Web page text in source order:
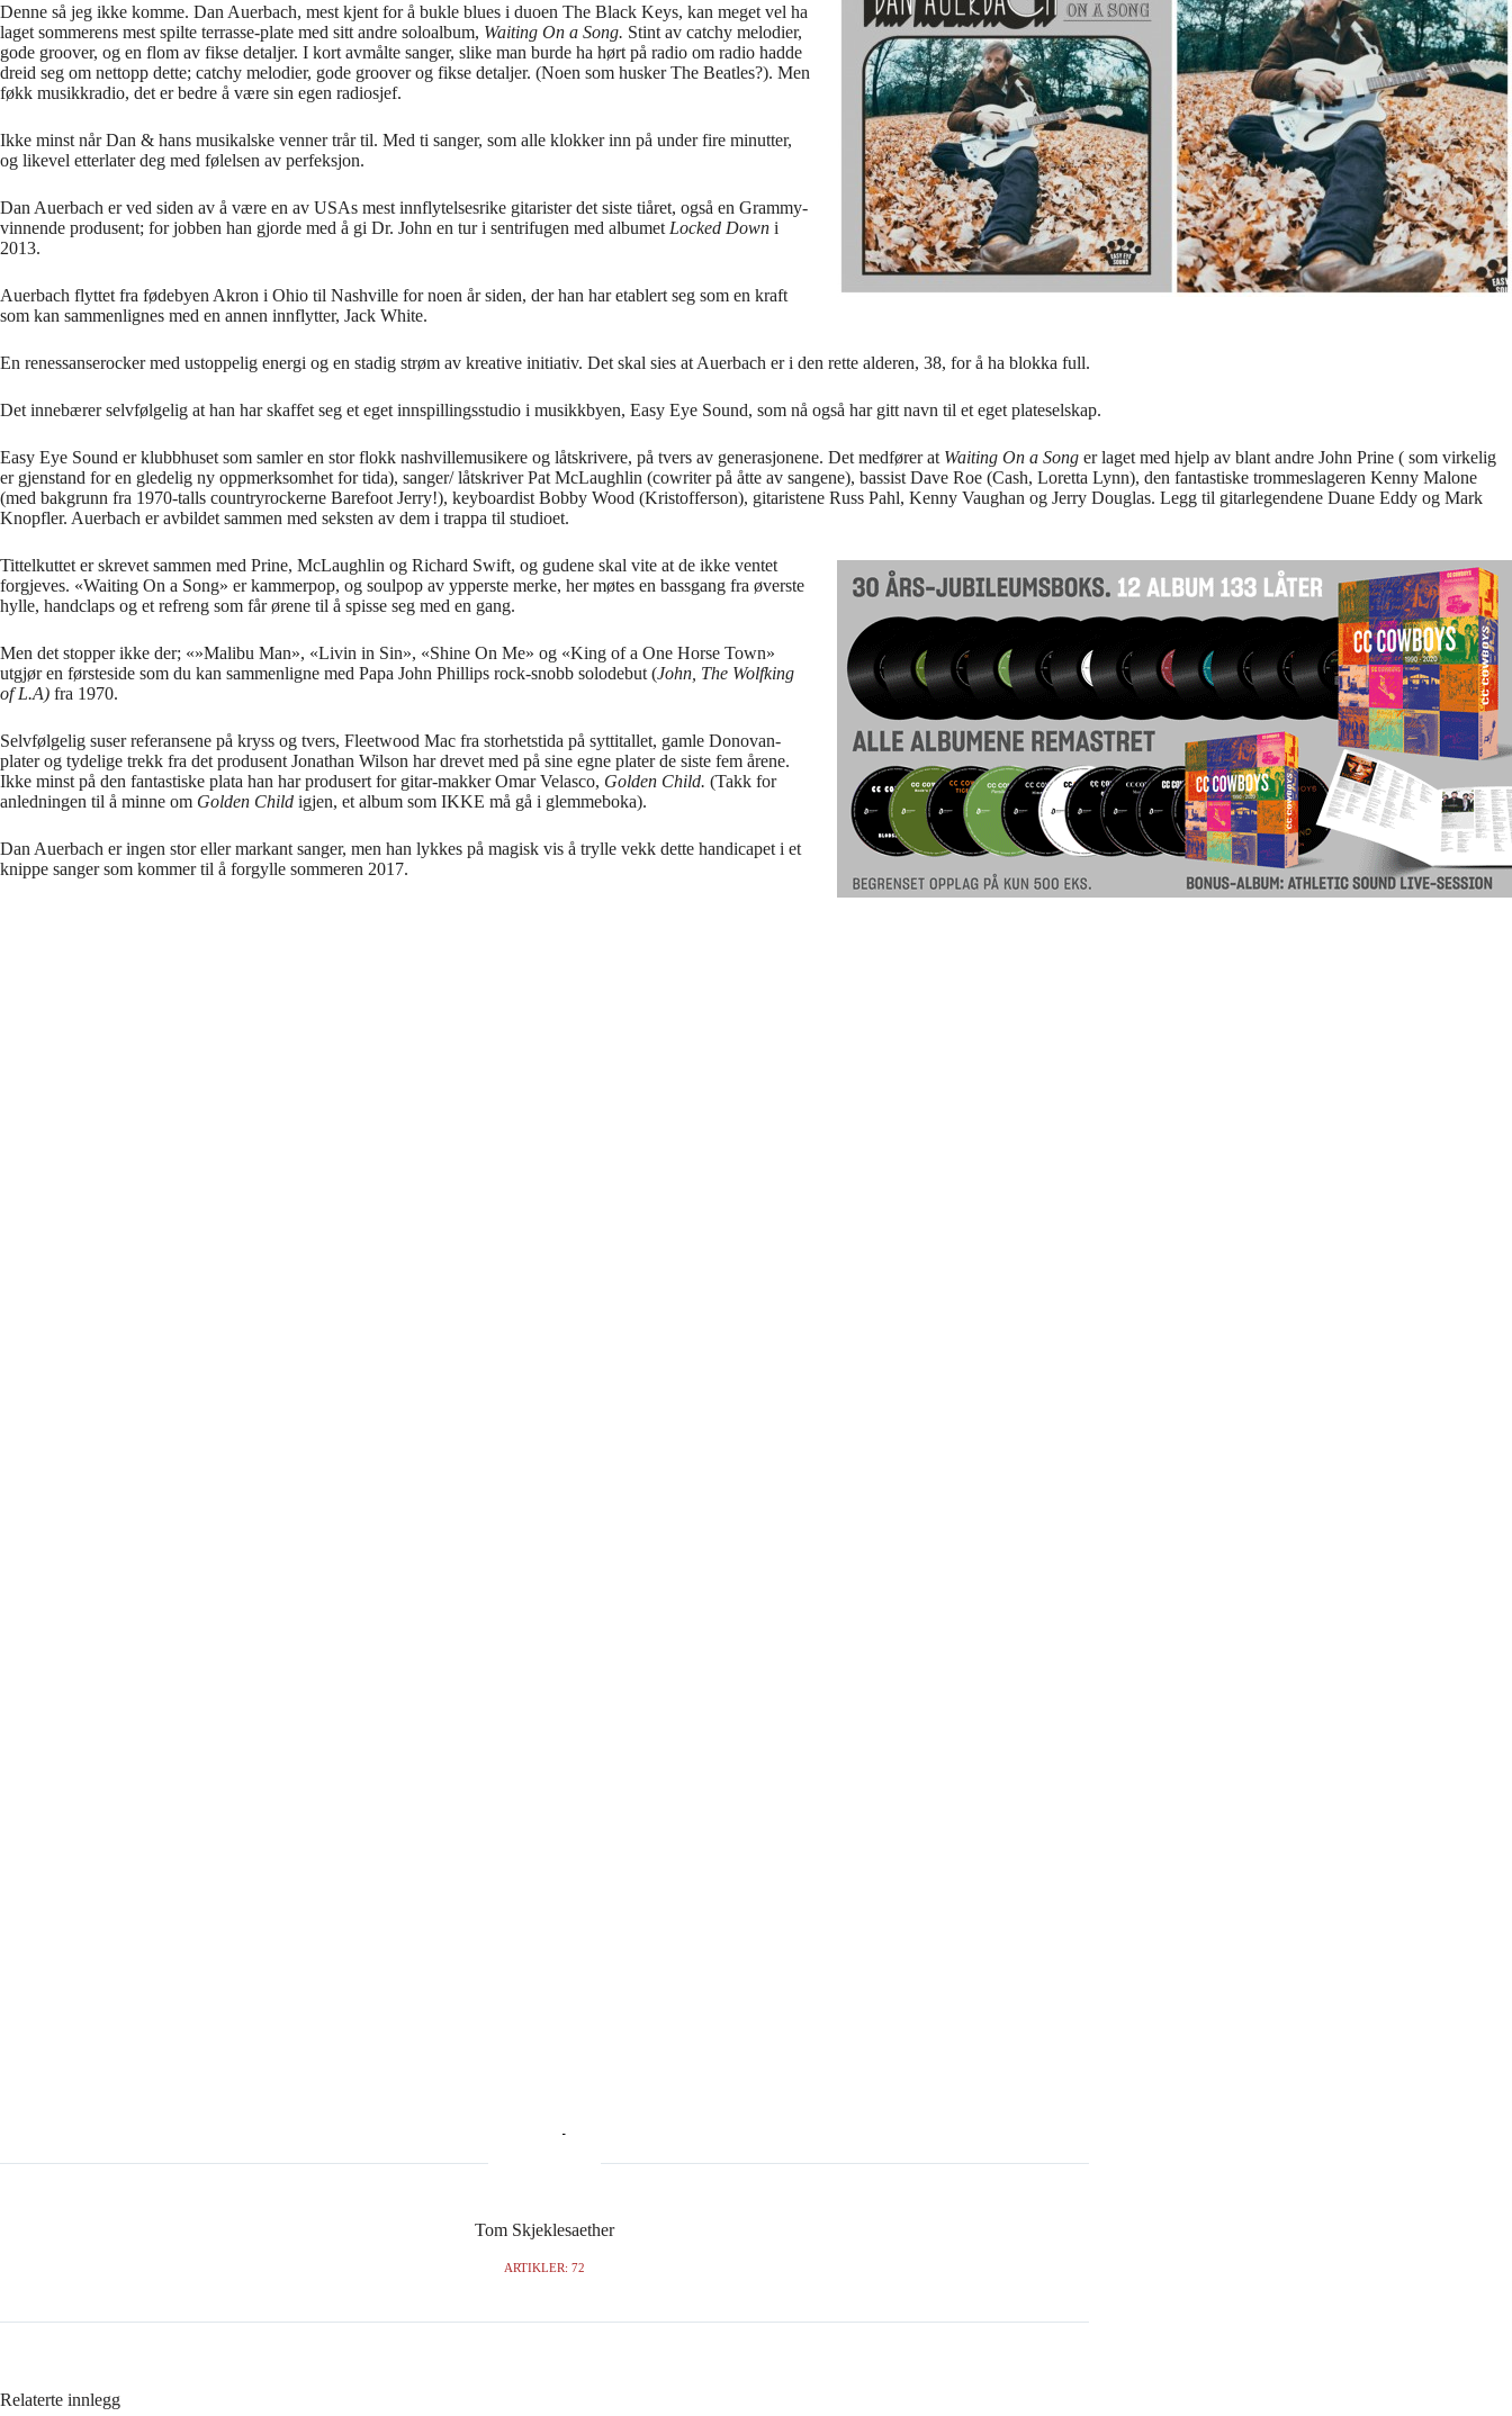
Denne så jeg ikke komme. Dan Auerbach, mest kjent for å bukle blues i duoen The Black Keys, kan meget vel ha
laget sommerens mest spilte terrasse-plate med sitt andre soloalbum, Waiting On a Song. Stint av catchy melodier,
gode groover, og en flom av fikse detaljer. I kort avmålte sanger, slike man burde ha hørt på radio om radio hadde
dreid seg om nettopp dette; catchy melodier, gode groover og fikse detaljer. (Noen som husker The Beatles?). Men
føkk musikkradio, det er bedre å være sin egen radiosjef.
Ikke minst når Dan & hans musikalske venner trår til. Med ti sanger, som alle klokker inn på under fire minutter,
og likevel etterlater deg med følelsen av perfeksjon.
Dan Auerbach er ved siden av å være en av USAs mest innflytelsesrike gitarister det siste tiåret, også en Grammy-
vinnende produsent; for jobben han gjorde med å gi Dr. John en tur i sentrifugen med albumet Locked Down i
2013.
Auerbach flyttet fra fødebyen Akron i Ohio til Nashville for noen år siden, der han har etablert seg som en kraft
som kan sammenlignes med en annen innflytter, Jack White.
En renessanserocker med ustoppelig energi og en stadig strøm av kreative initiativ. Det skal sies at Auerbach er i den rette alderen, 38, for å ha blokka full.
Det innebærer selvfølgelig at han har skaffet seg et eget innspillingsstudio i musikkbyen, Easy Eye Sound, som nå også har gitt navn til et eget plateselskap.
Easy Eye Sound er klubbhuset som samler en stor flokk nashvillemusikere og låtskrivere, på tvers av generasjonene. Det medfører at Waiting On a Song er laget med hjelp av blant andre John Prine ( som virkelig
er gjenstand for en gledelig ny oppmerksomhet for tida), sanger/ låtskriver Pat McLaughlin (cowriter på åtte av sangene), bassist Dave Roe (Cash, Loretta Lynn), den fantastiske trommeslageren Kenny Malone
(med bakgrunn fra 1970-talls countryrockerne Barefoot Jerry!), keyboardist Bobby Wood (Kristofferson), gitaristene Russ Pahl, Kenny Vaughan og Jerry Douglas. Legg til gitarlegendene Duane Eddy og Mark
Knopfler. Auerbach er avbildet sammen med seksten av dem i trappa til studioet.
Tittelkuttet er skrevet sammen med Prine, McLaughlin og Richard Swift, og gudene skal vite at de ikke ventet
forgjeves. «Waiting On a Song» er kammerpop, og soulpop av ypperste merke, her møtes en bassgang fra øverste
hylle, handclaps og et refreng som får ørene til å spisse seg med en gang.
Men det stopper ikke der; «»Malibu Man», «Livin in Sin», «Shine On Me» og «King of a One Horse Town»
utgjør en førsteside som du kan sammenligne med Papa John Phillips rock-snobb solodebut (John, The Wolfking
of L.A) fra 1970.
Selvfølgelig suser referansene på kryss og tvers, Fleetwood Mac fra storhetstida på syttitallet, gamle Donovan-
plater og tydelige trekk fra det produsent Jonathan Wilson har drevet med på sine egne plater de siste fem årene.
Ikke minst på den fantastiske plata han har produsert for gitar-makker Omar Velasco, Golden Child. (Takk for
anledningen til å minne om Golden Child igjen, et album som IKKE må gå i glemmeboka).
Dan Auerbach er ingen stor eller markant sanger, men han lykkes på magisk vis å trylle vekk dette handicapet i et
knippe sanger som kommer til å forgylle sommeren 2017.
Tom Skjeklesaether
ARTIKLER: 72
Relaterte innlegg